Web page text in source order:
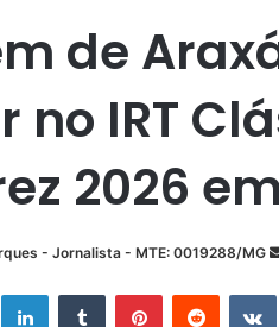
de
no IRT
2026
- Jornalista - MTE: 0019288/MG
LinkedinTumblr PinterestReddit